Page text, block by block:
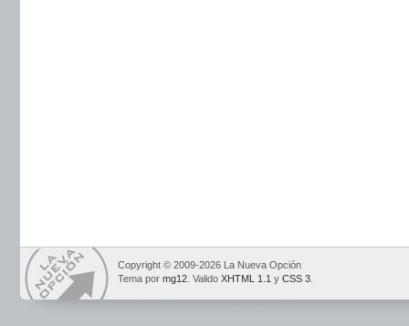
Copyright © 2009-2026 La Nueva Opción
Tema por mg12 . Valido XHTML 1.1 y CSS 3